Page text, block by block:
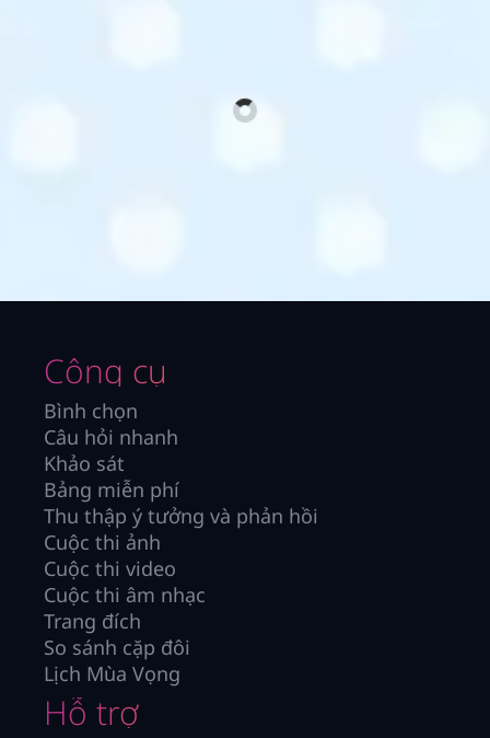
Công cụ
Bình chọn
Câu hỏi nhanh
Khảo sát
Bảng miễn phí
Thu thập ý tưởng và phản hồi
Cuộc thi ảnh
Cuộc thi video
Cuộc thi âm nhạc
Trang đích
So sánh cặp đôi
Lịch Mùa Vọng
Hỗ trợ